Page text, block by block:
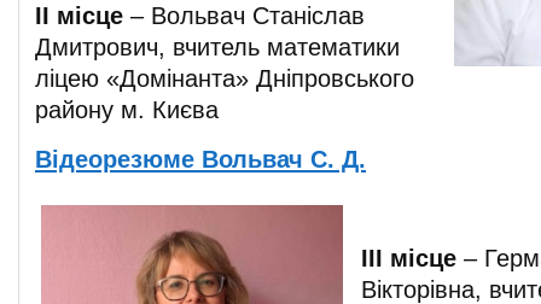
ІІ місце – Вольвач Станіслав
Дмитрович, вчитель математики
ліцею «Домінанта» Дніпровського
району м. Києва
Відеорезюме Вольвач С. Д.
ІІІ місце –
Вікторівна,